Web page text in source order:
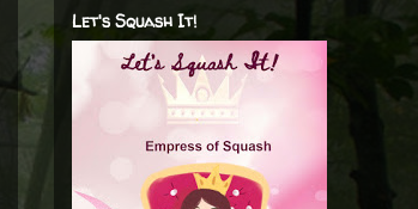
Let's Squash It!